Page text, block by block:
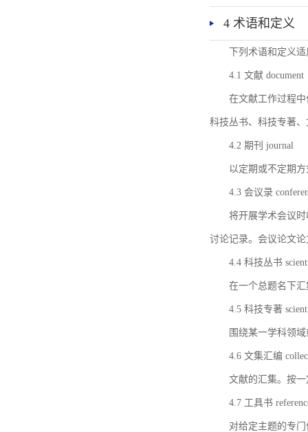
4 术语和定义
下列术语和定义
4.1 文献 document
在文献工作过程
科技丛书、科技专著
4.2 期刊 journal
以定期或不定期
4.3 会议录
将开展学术会议
讨论记录。会议论文
4.4 科技丛书
在一个总题名下
4.5 科技专著
围绕某一学科领
4.6 文集汇编
文献的汇集。按
4.7 工具书
对给定主题的专